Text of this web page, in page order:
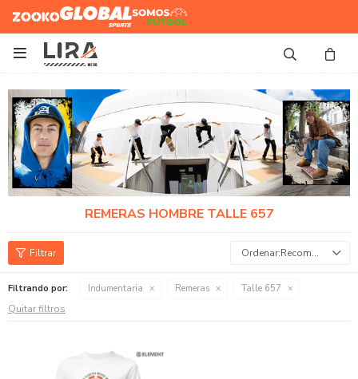
Zooko Global Sports
Somos
Futbol

REMERAS HOMBRE TALLE 657
Recomendados
Filtrando por: Indumentaria Remeras Talle 657
Quitar filtros